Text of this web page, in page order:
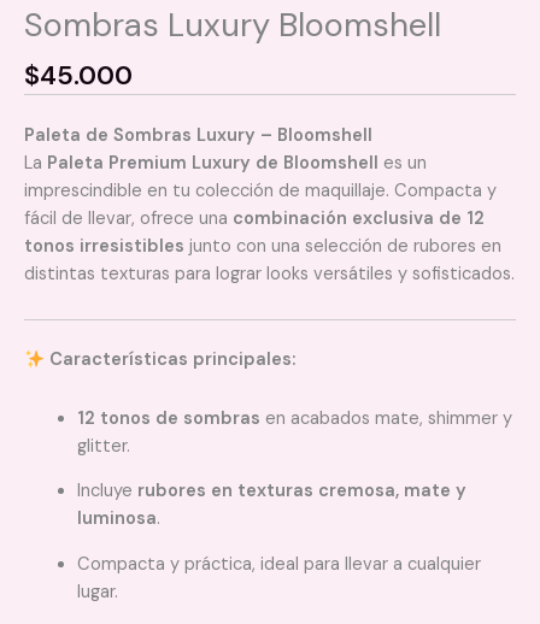
Sombras Luxury Bloomshell
$45.000
Paleta de Sombras Luxury – Bloomshell
La Paleta Premium Luxury de Bloomshell es un
imprescindible en tu colección de maquillaje. Compacta y
fácil de llevar, ofrece una combinación exclusiva de 12
tonos irresistibles junto con una selección de rubores en
distintas texturas para lograr looks versátiles y sofisticados.
Características principales:
12 tonos de sombras en acabados mate, shimmer y
glitter.
Incluye rubores en texturas cremosa, mate y
luminosa.
Compacta y práctica, ideal para llevar a cualquier
lugar.